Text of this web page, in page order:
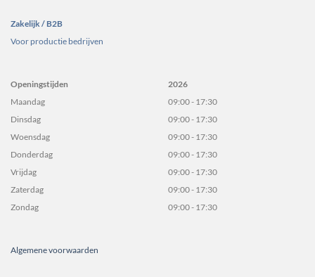
Zakelijk / B2B
Voor productie bedrijven
Openingstijden
Maandag
Dinsdag
Woensdag
Donderdag
Vrijdag
Zaterdag
Zondag
2026
09:00 - 17:30
09:00 - 17:30
09:00 - 17:30
09:00 - 17:30
09:00 - 17:30
09:00 - 17:30
09:00 - 17:30
Algemene voorwaarden